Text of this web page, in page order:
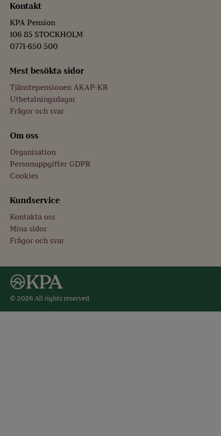
Kontakt
KPA Pension
106 85 STOCKHOLM
0771-650 500
Mest besökta sidor
Tjänstepensionen AKAP-KR
Utbetalningsdagar
Frågor och svar
Om oss
Organisation
Personuppgifter GDPR
Cookies
Kundservice
Kontakta oss
Mina sidor
Frågor och svar
© 2026 All rights reserved